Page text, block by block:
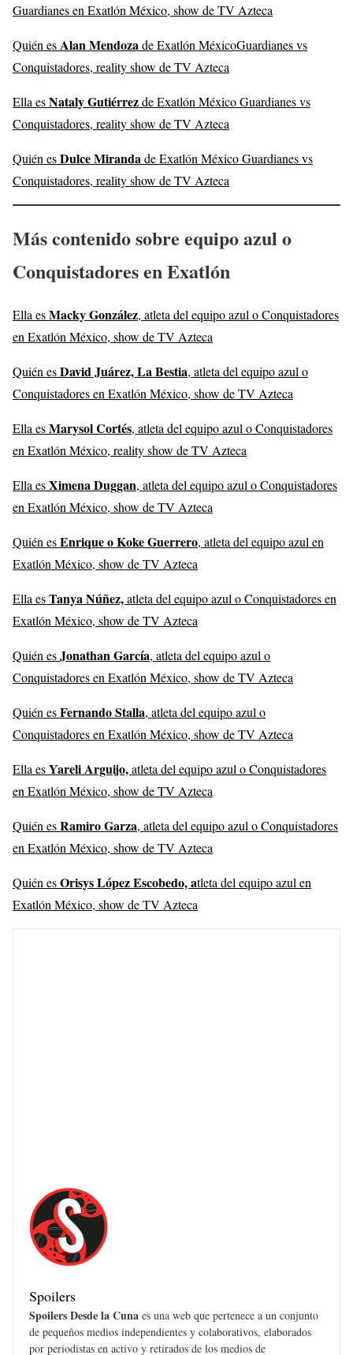
Guardianes en Exatlón México, show de TV Azteca
Quién esAlan Mendozade Exatlón MéxicoGuardianes vs
Conquistadores, reality show de TV Azteca
Ella esNataly Gutiérrezde Exatlón México Guardianes vs
Conquistadores, reality show de TV Azteca
Quién esDulce Mirandade Exatlón México Guardianes vs
Conquistadores, reality show de TV Azteca
Más contenido sobre equipo azul o
Conquistadores en Exatlón
Ella esMacky González, atleta del equipo azul o Conquistadores
en Exatlón México, show de TV Azteca
Quién esDavid Juárez, La Bestia, atleta del equipo azul o
Conquistadores en Exatlón México, show de TV Azteca
Ella esMarysol Cortés, atleta del equipo azul o Conquistadores
en Exatlón México, reality show de TV Azteca
Ella esXimena Duggan, atleta del equipo azul o Conquistadores
en Exatlón México, show de TV Azteca
Quién esEnrique o Koke Guerrero, atleta del equipo azul en
Exatlón México, show de TV Azteca
Ella esTanya Núñez,atleta del equipo azul o Conquistadores en
Exatlón México, show de TV Azteca
Quién esJonathan García, atleta del equipo azul o
Conquistadores en Exatlón México, show de TV Azteca
Quién esFernando Stalla, atleta del equipo azul o
Conquistadores en Exatlón México, show de TV Azteca
Ella esYareli Arguijo,atleta del equipo azul o Conquistadores
en Exatlón México, show de TV Azteca
Quién esRamiro Garza, atleta del equipo azul o Conquistadores
en Exatlón México, show de TV Azteca
Quién esOrisys López Escobedo, atleta del equipo azul en
Exatlón México, show de TV Azteca
Spoilers
Spoilers Desde la Cuna es una web que pertenece a un conjunto
de pequeños medios independientes y colaborativos, elaborados
por periodistas en activo y retirados de los medios de